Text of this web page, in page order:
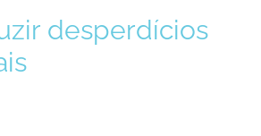
desperdícios